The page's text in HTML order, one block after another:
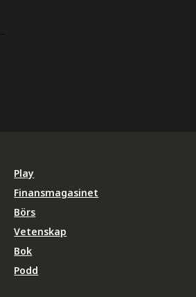
Play
Finansmagasinet
Börs
Vetenskap
Bok
Podd